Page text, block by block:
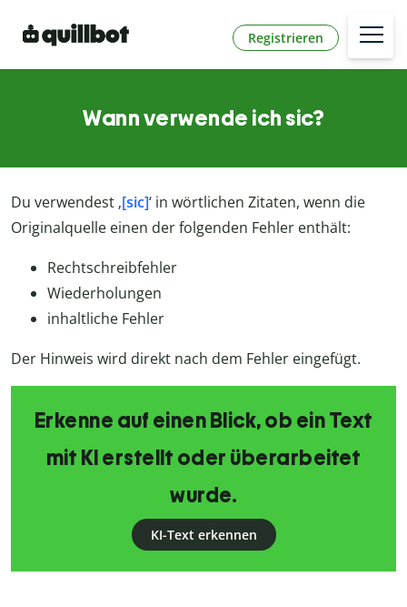
Registrieren
Wann verwende ich sic?
Du verwendest ‚[sic]‘ in wörtlichen Zitaten, wenn die
Originalquelle einen der folgenden Fehler enthält:
Rechtschreibfehler
Wiederholungen
inhaltliche Fehler
Der Hinweis wird direkt nach dem Fehler eingefügt.
Erkenne auf einen Blick, ob ein Text
mit KI erstellt oder überarbeitet
wurde.
KI-Text erkennen